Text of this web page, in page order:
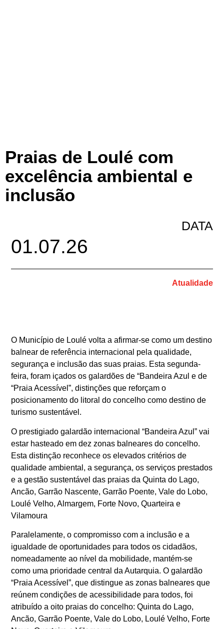
Praias de Loulé com
excelência ambiental e
inclusão
DATA
01.07.26
Atualidade
O Município de Loulé volta a afirmar-se como um destino
balnear de referência internacional pela qualidade,
segurança e inclusão das suas praias. Esta segunda-
feira, foram içados os galardões de “Bandeira Azul e de
“Praia Acessível”, distinções que reforçam o
posicionamento do litoral do concelho como destino de
turismo sustentável.
O prestigiado galardão internacional “Bandeira Azul” vai
estar hasteado em dez zonas balneares do concelho.
Esta distinção reconhece os elevados critérios de
qualidade ambiental, a segurança, os serviços prestados
e a gestão sustentável das praias da Quinta do Lago,
Ancão, Garrão Nascente, Garrão Poente, Vale do Lobo,
Loulé Velho, Almargem, Forte Novo, Quarteira e
Vilamoura
Paralelamente, o compromisso com a inclusão e a
igualdade de oportunidades para todos os cidadãos,
nomeadamente ao nível da mobilidade, mantém-se
como uma prioridade central da Autarquia. O galardão
“Praia Acessível”, que distingue as zonas balneares que
reúnem condições de acessibilidade para todos, foi
atribuído a oito praias do concelho: Quinta do Lago,
Ancão, Garrão Poente, Vale do Lobo, Loulé Velho, Forte